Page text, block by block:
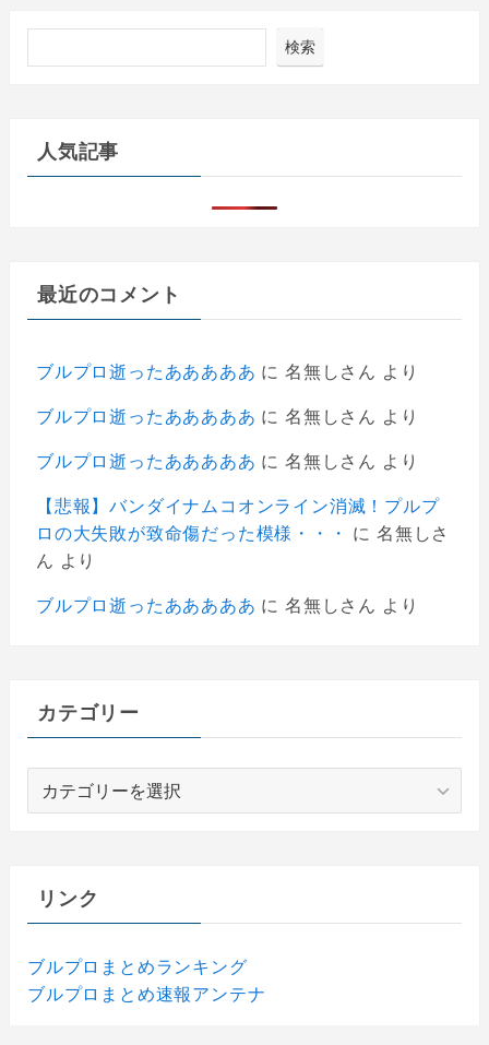
検索
人気記事
最近のコメント
ブルプロ逝ったあああああ に 名無しさん より
ブルプロ逝ったあああああ に 名無しさん より
ブルプロ逝ったあああああ に 名無しさん より
【悲報】バンダイナムコオンライン消滅！プルプ
ロの大失敗が致命傷だった模様・・・
に 名無しさ
ん より
ブルプロ逝ったあああああ に 名無しさん より
カテゴリー
ーリンク
ブルプロまとめランキング
ブルプロまとめ速報アンテナ